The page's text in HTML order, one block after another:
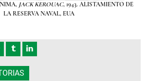
JACK KEROUAC, 1943. ALISTAMIENTO DE
LA RESERVA NAVAL, EUA